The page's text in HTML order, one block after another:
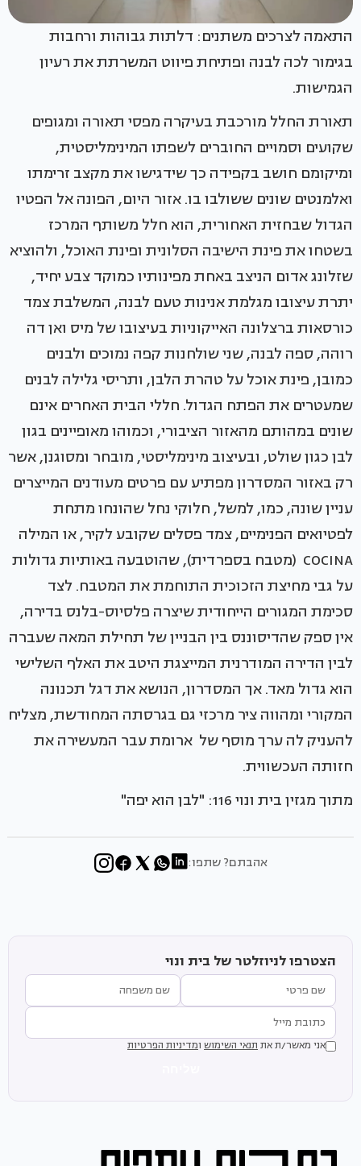
התאמה לצרכים משתנים: דלתות גבוהות ורחבות
בגימור לכה לבנה ופתיחת פיווט המשרתת את רעיון
הגמישות.
תאורת החלל מורכבת בעיקרה מפסי תאורה ומגופים
שקועים וסמויים החוברים לשפתו המינימליסטית,
ומיקומם חושב בקפידה כך שידגישו את מקצב זרימתו
ואלמנטים שונים ששולבו בו. אזור היום, הפונה אל הפטיו
הגדול שבחזית האחורית, הוא חלל משותף המרכז
בשטחו את פינת הישיבה הסלונית ופינת האוכל, ולהוציא
שזלונג אדום הניצב באחת מפינותיו כמוקד צבע יחיד,
יתרת עיצובו מגלמת אנינות טעם לבנה, המשלבת צמד
כורסאות ברצלונה האייקוניות בעיצובו של מיס ואן דה
רוהה, ספה לבנה, שני שולחנות קפה נמוכים ולבנים
כמובן, פינת אוכל על טהרת הלבן, ותריסי גלילה לבנים
שמעטרים את הפתח הגדול. חללי הבית האחרים אינם
שונים במהותם מהאזור הציבורי, וכמוהו מאופיינים בגון
לבן כגון שולט, ובעיצוב מינימליסטי, מובחר ומסוגנן, אשר
רק באזור המסדרון מפתיע עם פרטים מעודנים המייצרים
עניין שונה, כמו, למשל, חלוקי נחל שהונחו מתחת
לפטיואים הפנימיים, צמד פסלים שקובע לקיר, או המילה
COCINA (מטבח בספרדית), שהוטבעה באותיות גדולות
על גבי מחיצת הזכוכית התוחמת את המטבח. לצד
סכימת המגורים הייחודית שיצרה פלסיוס-בלנס בדירה,
אין ספק שהדיסוננס בין הבניין של תחילת המאה שעברה
לבין הדירה המודרנית המייצגת היטב את האלף השלישי
הוא גדול מאד. אך המסדרון, הנושא את דגל תכנונה
המקורי ומהווה ציר מרכזי גם בגרסתה המחודשת, מצליח
להעניק לה ערך מוסף של ארומת עבר המעשירה את
חזותה העכשווית.
מתוך מגזין בית ונוי 116: "לבן הוא יפה"
אהבתם? שתפו:
הצטרפו לניוזלטר של בית ונוי
אני מאשר/ת את תנאי השימוש ומדיניות הפרטיות